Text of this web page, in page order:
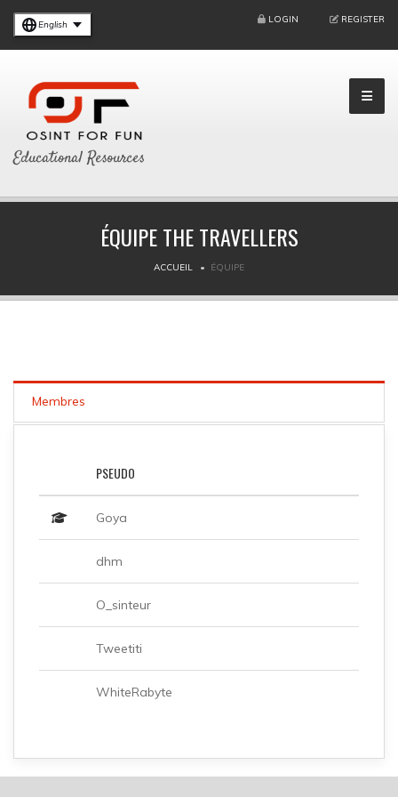
English LOGIN REGISTER
Educational Resources
ÉQUIPE THE TRAVELLERS
ACCUEIL ÉQUIPE
Membres
PSEUDO
Goya
dhm
O_sinteur
Tweetiti
WhiteRabyte